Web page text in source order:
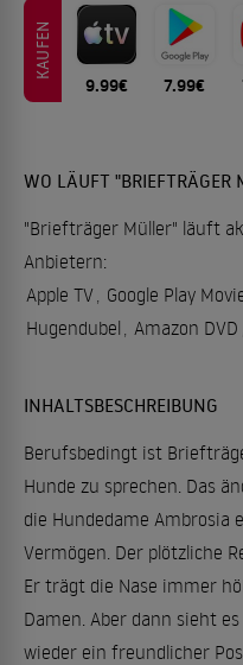
KAUFEN
9.99€ 7.99€
WO LÄUFT "BRIEFTRÄGER
"Briefträger Müller" läuft
Anbietern:
Apple TV, Google Play
Hugendubel , Amazon
INHALTSBESCHREIBUNG
Berufsbedingt ist
Hunde zu sprechen. Das
die Hundedame Ambrosia
Vermögen. Der plötzliche
Er trägt die Nase immer
Damen. Aber dann sieht
wieder ein freundlicher